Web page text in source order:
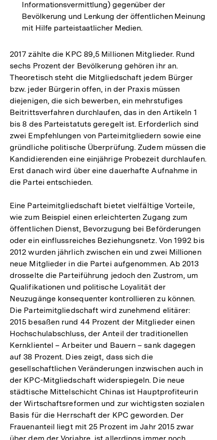
Informationsvermittlung) gegenüber der
Bevölkerung und Lenkung der öffentlichen Meinung
mit Hilfe parteistaatlicher Medien.
2017 zählte die KPC 89,5 Millionen Mitglieder. Rund
sechs Prozent der Bevölkerung gehören ihr an.
Theoretisch steht die Mitgliedschaft jedem Bürger
bzw. jeder Bürgerin offen, in der Praxis müssen
diejenigen, die sich bewerben, ein mehrstufiges
Beitrittsverfahren durchlaufen, das in den Artikeln 1
bis 8 des Parteistatuts geregelt ist. Erforderlich sind
zwei Empfehlungen von Parteimitgliedern sowie eine
gründliche politische Überprüfung. Zudem müssen die
Kandidierenden eine einjährige Probezeit durchlaufen.
Erst danach wird über eine dauerhafte Aufnahme in
die Partei entschieden.
Eine Parteimitgliedschaft bietet vielfältige Vorteile,
wie zum Beispiel einen erleichterten Zugang zum
öffentlichen Dienst, Bevorzugung bei Beförderungen
oder ein einflussreiches Beziehungsnetz. Von 1992 bis
2012 wurden jährlich zwischen ein und zwei Millionen
neue Mitglieder in die Partei aufgenommen. Ab 2013
drosselte die Parteiführung jedoch den Zustrom, um
Qualifikationen und politische Loyalität der
Neuzugänge konsequenter kontrollieren zu können.
Die Parteimitgliedschaft wird zunehmend elitärer:
2015 besaßen rund 44 Prozent der Mitglieder einen
Hochschulabschluss, der Anteil der traditionellen
Kernklientel – Arbeiter und Bauern – sank dagegen
auf 38 Prozent. Dies zeigt, dass sich die
gesellschaftlichen Veränderungen inzwischen auch in
der KPC-Mitgliedschaft widerspiegeln. Die neue
städtische Mittelschicht Chinas ist Hauptprofiteurin
der Wirtschaftsreformen und zur wichtigsten sozialen
Basis für die Herrschaft der KPC geworden. Der
Frauenanteil liegt mit 25 Prozent im Jahr 2015 zwar